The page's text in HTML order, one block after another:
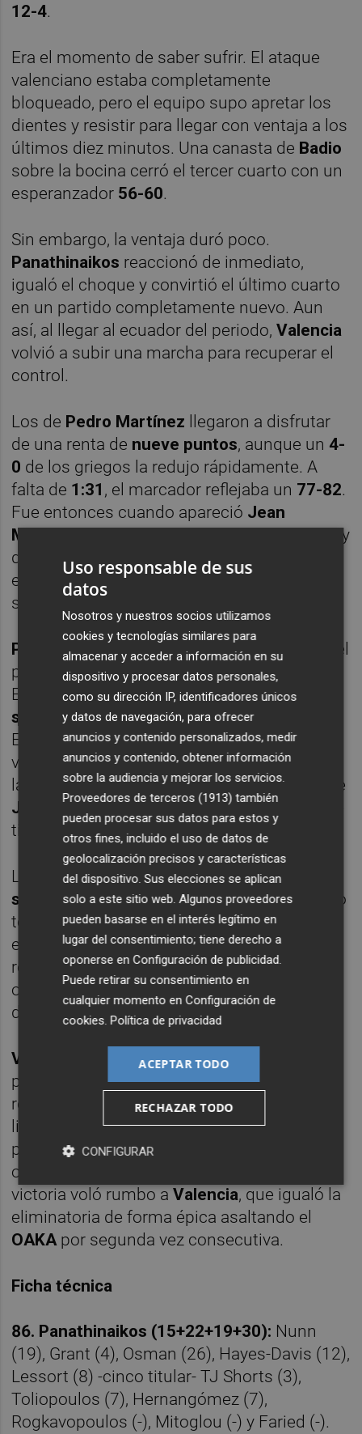
12-4.
Era el momento de saber sufrir. El ataque
valenciano estaba completamente
bloqueado, pero el equipo supo apretar los
dientes y resistir para llegar con ventaja a los
últimos diez minutos. Una canasta de Badio
sobre la bocina cerró el tercer cuarto con un
esperanzador 56-60.
Sin embargo, la ventaja duró poco.
Panathinaikos reaccionó de inmediato,
igualó el choque y convirtió el último cuarto
en un partido completamente nuevo. Aun
así, al llegar al ecuador del periodo,Valencia
volvió a subir una marcha para recuperar el
control.
Los de Pedro Martínez llegaron a disfrutar
de una renta de nueve puntos, aunque un 4-
0 de los griegos la redujo rápidamente. A
falta de 1:31 , el marcador reflejaba un 77-82.
Fue entonces cuando apareció Jean
Montero
para ampliar de nuevo la distancia y
dar la sensación de que el triunfo estaba
encarrilado, aunque todavía quedaba
sufrimiento por delante.
Panathinaikosvolvió a meterse de lleno en el
partido tras dos errores de Kameron Taylor
El electrónico marcaba83-86con28
segundospor jugar y balón para
Era un ataque decisivo, con más de media
victoria en juego. Los valencianos superaron
la presión yHayes-Daviscometió falta sobre
Jean Montero, que no falló desde la línea de
tiros libres.
La renta era decinco puntos con19
segundospor disputarse. Estaba cerca, pero
todavía no sentenciado.Panathinaikos
en primera instancia, aunque capturó el
rebote ofensivo y dispuso de una segunda
oportunidad que sí aprovechó para anotar,
dejando
siete segundos en el reloj.
Valencia
necesitaba entonces cabeza fría
para no perder el balón, y la tuvo.
recibió y forzó la falta. Anotó el primer tiro
libre, aunque erró el segundo. El rebote fue
para los griegos, que tuvieron una última
opción, pero fallaron su lanzamiento. La
victoria voló rumbo aValencia, que igualó la
eliminatoria de forma épica asaltando el
OAKApor segunda vez consecutiva.
Ficha técnica
86. Panathinaikos (15+22+19+30): Nunn
(19), Grant (4), Osman (26), Hayes-Davis (12),
Lessort (8) -cinco titular- TJ Shorts (3),
Toliopoulos (7), Hernangómez (7),
Rogkavopoulos (-), Mitoglou (-) y Faried (-).
Uso responsable de sus
datos
Nosotros y nuestros socios utilizamos
cookies y tecnologías similares para
almacenar y acceder a información en su
dispositivo y procesar datos personales,
como su dirección IP, identificadores únicos
y datos de navegación, para ofrecer
anuncios y contenido personalizados, medir
anuncios y contenido, obtener información
sobre la audiencia y mejorar los servicios.
Proveedores de terceros (1913) también
pueden procesar sus datos para estos y
otros fines, incluido el uso de datos de
geolocalización precisos y características
del dispositivo. Sus elecciones se aplican
solo a este sitio web. Algunos proveedores
pueden basarse en el interés legítimo en
lugar del consentimiento; tiene derecho a
oponerse enConfiguración de publicidad.
Puede retirar su consentimiento en
cualquier momento enConfiguración de
cookies.Política de privacidad
ACEPTAR TODO
RECHAZAR TODO
CONFIGURAR